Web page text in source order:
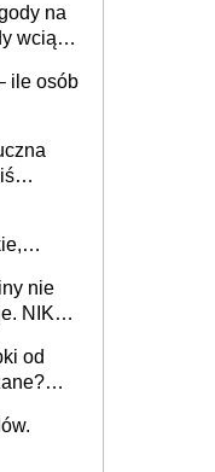
na
wciąż
ile osób
nie
NIK
od